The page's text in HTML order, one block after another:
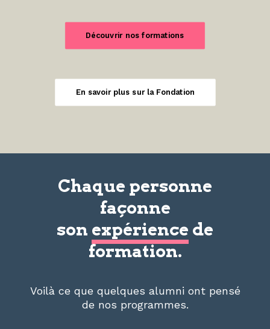
Découvrir nos formations
En savoir plus sur la Fondation
Chaque personne
façonne
son expérience de
formation.
Voilà ce que quelques alumni ont pensé
de nos programmes.